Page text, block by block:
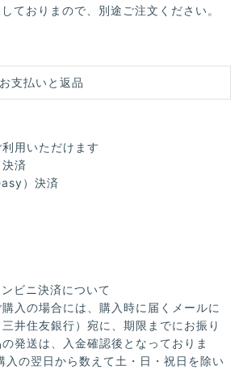
ておりまので、別途ご注文ください。
支払いと返品
用いただけます
決済
）決済
ビニ決済について
入の場合には、購入時に届くメールに
井住友銀行）宛に、期限までにお振り
発送は、入金確認後となっておりま
入の翌日から数えて土・日・祝日を除い